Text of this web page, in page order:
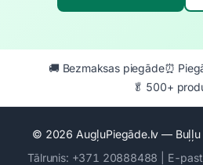
🚚 Bezmaksas piegāde⏰
🥬 500+
© 2026 AugļuPiegāde.lv — Buļļu
Tālrunis: +371 20888488 | E-